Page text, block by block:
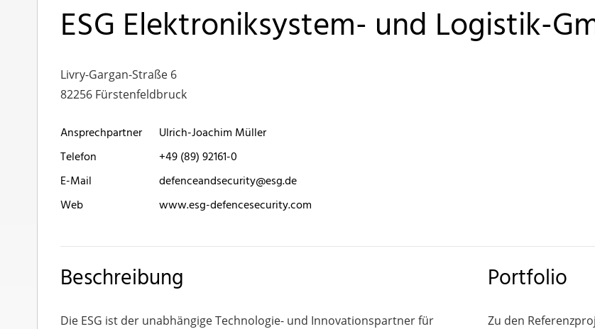
ESG Elektroniksystem- und Logistik-
Livry-Gargan-Straße 6
82256 Fürstenfeldbruck
Ansprechpartner
Ulrich-Joachim Müller
Telefon
+49 (89) 92161-0
E-Mail
defenceandsecurity@esg.de
Web
www.esg-defencesecurity.com
Beschreibung
Die ESG ist der unabhängige Technologie- und Innovationspartner für
Portfolio
Zu den